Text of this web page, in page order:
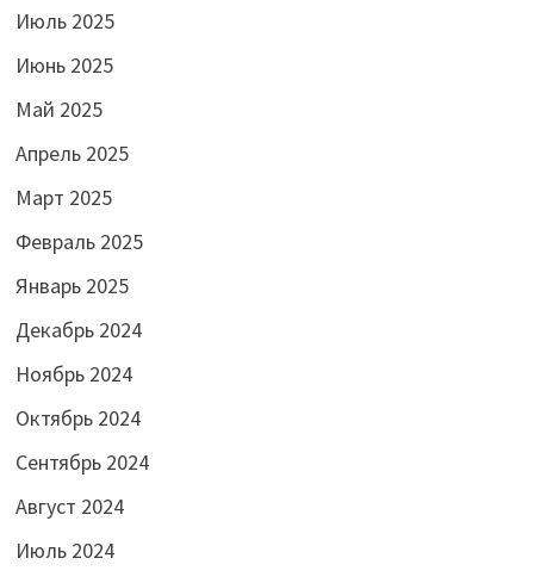
Июль 2025
Июнь 2025
Май 2025
Апрель 2025
Март 2025
Февраль 2025
Январь 2025
Декабрь 2024
Ноябрь 2024
Октябрь 2024
Сентябрь 2024
Август 2024
Июль 2024